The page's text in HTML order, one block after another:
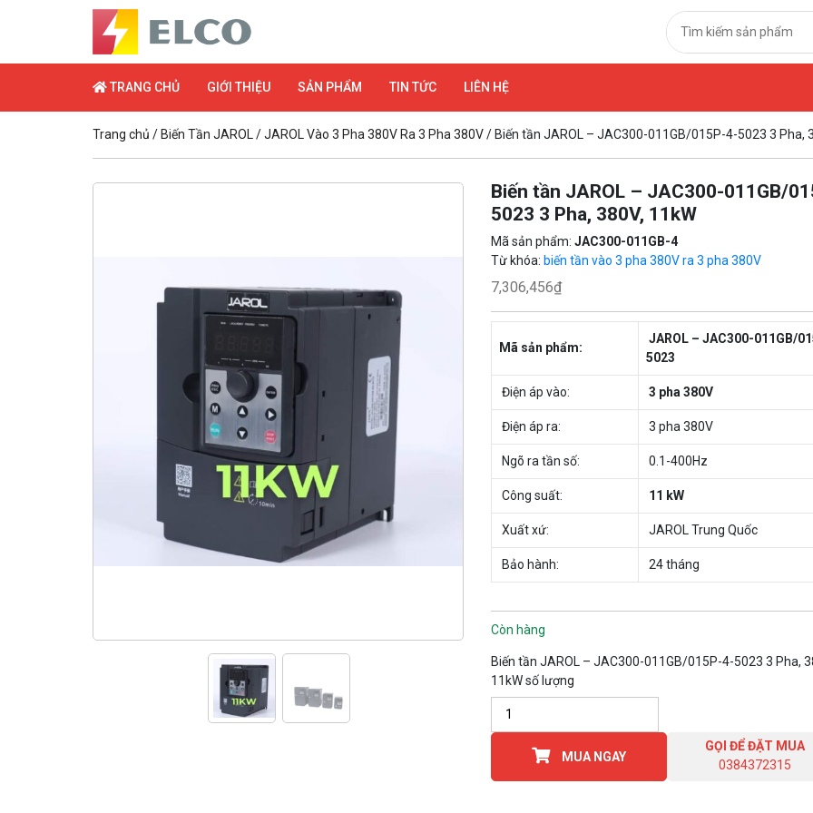
TRANG CHỦ GIỚI THIỆU SẢN PHẨM TIN TỨC LIÊN HỆ
Trang chủ /Biến Tần JAROL /JAROL Vào 3 Pha 380V Ra 3 Pha 380V/ Biến tần JAROL – JAC300-011GB/015P-4-5023 3 Pha,
Biến tần JAROL – JAC300-011GB/
5023 3 Pha, 380V, 11kW
Mã sản phẩm: JAC300-011GB-4
Từ khóa: biến tần vào 3 pha 380V ra 3 pha 380V
7,306,456₫
Mã sản phẩm:
JAROL – JAC300-011GB/
5023
Điện áp vào: 3 pha 380V
Điện áp ra: 3 pha 380V
Ngõ ra tần số: 0.1-400Hz
Công suất: 11 kW
Xuất xứ: JAROL Trung Quốc
Bảo hành: 24 tháng
Còn hàng
Biến tần JAROL – JAC300-011GB/015P-4-5023 3 Pha,
11kW số lượng
MUA NGAY
GỌI ĐỂ ĐẶT MUA
0384372315